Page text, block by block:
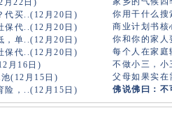
月22日)
代买..(12月20日)
保代..(12月20日)
，单..(12月20日)
保代..(12月20日)
月16日)
(12月15日)
险，..(12月15日)
你用干什么搜
商业计划书核
你和你的家人
每个人在家庭
不做小三，小
父母如果实在
佛说佛曰：不